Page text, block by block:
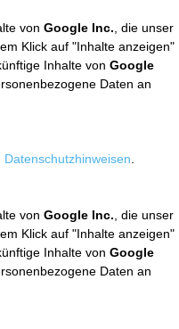
von Google Inc. , die unser
Klick auf "Inhalte anzeigen"
Inhalte von Google
Daten an
Datenschutzhinweisen
von Google Inc. , die unser
Klick auf "Inhalte anzeigen"
Inhalte von Google
Daten an